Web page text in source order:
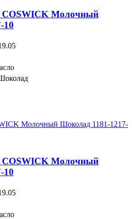
COSWICK Молочный
10
Молочный Шоколад 1181-1217-
COSWICK Молочный
10